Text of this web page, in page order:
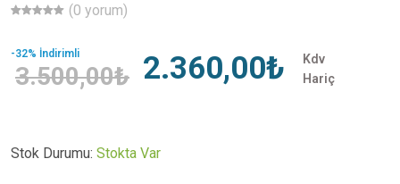
(0 yorum)
-32% İndirimli
3.500,00₺ 2.360,00₺
Kdv
Hariç
Stok Durumu: Stokta Var